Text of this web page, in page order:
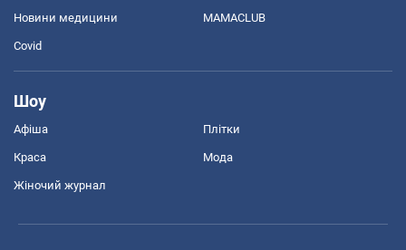
Новини медицини MAMACLUB
Covid
Шоу
Афіша Плітки
Краса Мода
Жіночий журнал